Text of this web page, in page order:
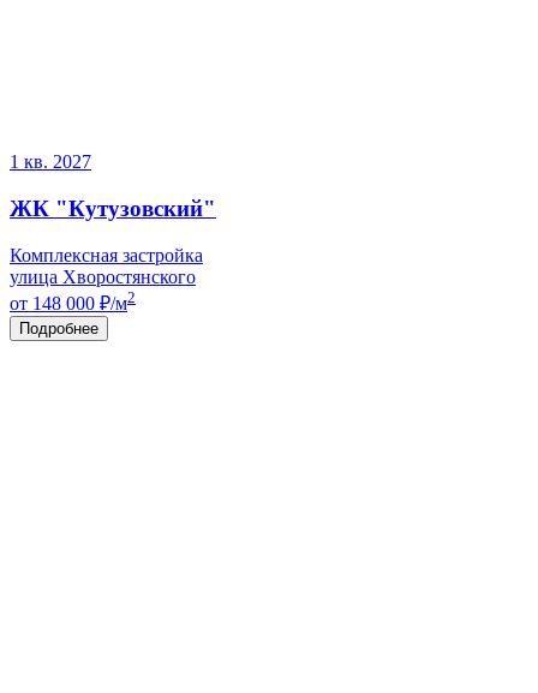
1 кв. 2027
ЖК "Кутузовский"
Комплексная застройка
улица Хворостянского
от 148 000 ₽/м2
Подробнее